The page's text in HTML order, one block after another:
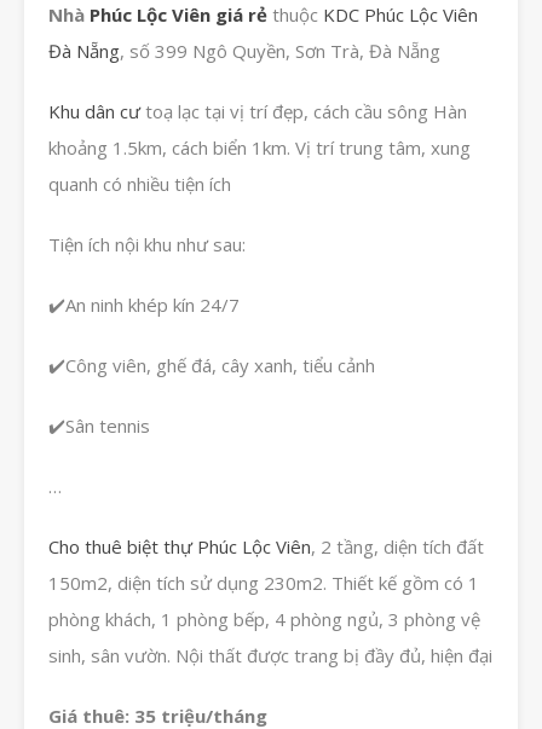
Nhà Phúc Lộc Viên giá rẻ thuộc KDC Phúc Lộc Viên
Đà Nẵng, số 399 Ngô Quyền, Sơn Trà, Đà Nẵng
Khu dân cưtoạ lạc tại vị trí đẹp, cách cầu sông Hàn
khoảng 1.5km, cách biển 1km. Vị trí trung tâm, xung
quanh có nhiều tiện ích
Tiện ích nội khu như sau:
✔️An ninh khép kín 24/7
✔️Công viên, ghế đá, cây xanh, tiểu cảnh
✔️Sân tennis
…
Cho thuê biệt thự Phúc Lộc Viên, 2 tầng, diện tích đất
150m2, diện tích sử dụng 230m2. Thiết kế gồm có 1
phòng khách, 1 phòng bếp, 4 phòng ngủ, 3 phòng vệ
sinh, sân vườn. Nội thất được trang bị đầy đủ, hiện đại
Giá thuê: 35 triệu/tháng